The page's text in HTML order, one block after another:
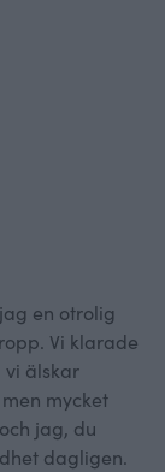
en otrolig
Vi klarade
vi älskar
mycket
jag, du
dagligen.